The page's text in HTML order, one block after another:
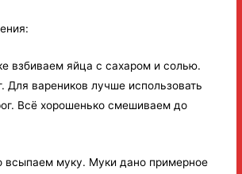
взбиваем яйца с сахаром и солью.
Для вареников лучше использовать
Всё хорошенько смешиваем до
всыпаем муку. Муки дано примерное